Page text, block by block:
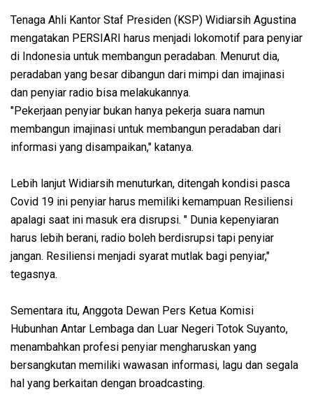
Tenaga Ahli Kantor Staf Presiden (KSP) Widiarsih Agustina
mengatakan PERSIARI harus menjadi lokomotif para penyiar
di Indonesia untuk membangun peradaban. Menurut dia,
peradaban yang besar dibangun dari mimpi dan imajinasi
dan penyiar radio bisa melakukannya.
"Pekerjaan penyiar bukan hanya pekerja suara namun
membangun imajinasi untuk membangun peradaban dari
informasi yang disampaikan," katanya.
Lebih lanjut Widiarsih menuturkan, ditengah kondisi pasca
Covid 19 ini penyiar harus memiliki kemampuan Resiliensi
apalagi saat ini masuk era disrupsi. " Dunia kepenyiaran
harus lebih berani, radio boleh berdisrupsi tapi penyiar
jangan. Resiliensi menjadi syarat mutlak bagi penyiar,"
tegasnya.
Sementara itu, Anggota Dewan Pers Ketua Komisi
Hubunhan Antar Lembaga dan Luar Negeri Totok Suyanto,
menambahkan profesi penyiar mengharuskan yang
bersangkutan memiliki wawasan informasi, lagu dan segala
hal yang berkaitan dengan broadcasting.